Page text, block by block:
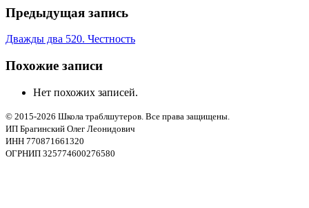
Предыдущая запись
Дважды два 520. Честность
Похожие записи
Нет похожих записей.
© 2015-2026 Школа траблшутеров. Все права защищены.
ИП Брагинский Олег Леонидович
ИНН 770871661320
ОГРНИП 325774600276580